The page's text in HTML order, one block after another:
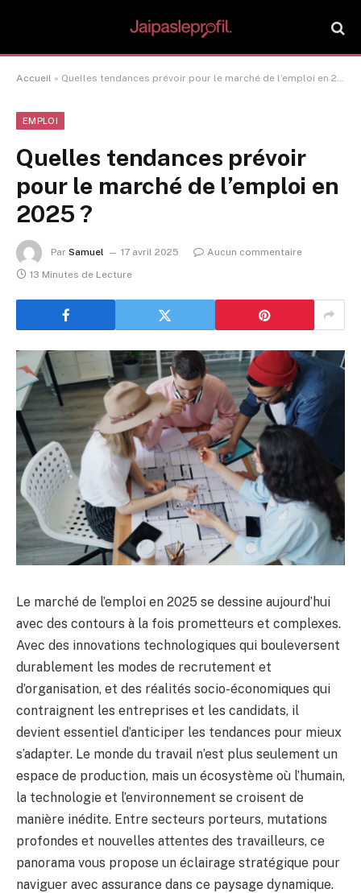
Accueil » Quelles tendances prévoir pour le marché de l’emploi en 2025 ?
EMPLOI
Quelles tendances prévoir
pour le marché de l’emploi en
2025 ?
Par Samuel 17 avril 2025
Aucun commentaire
13 Minutes de Lecture
Le marché de l’emploi en 2025 se dessine aujourd’hui
avec des contours à la fois prometteurs et complexes.
Avec des innovations technologiques qui bouleversent
durablement les modes de recrutement et
d’organisation, et des réalités socio-économiques qui
contraignent les entreprises et les candidats, il
devient essentiel d’anticiper les tendances pour mieux
s’adapter. Le monde du travail n’est plus seulement un
espace de production, mais un écosystème où l’humain,
la technologie et l’environnement se croisent de
manière inédite. Entre secteurs porteurs, mutations
profondes et nouvelles attentes des travailleurs, ce
panorama vous propose un éclairage stratégique pour
naviguer avec assurance dans ce paysage dynamique.